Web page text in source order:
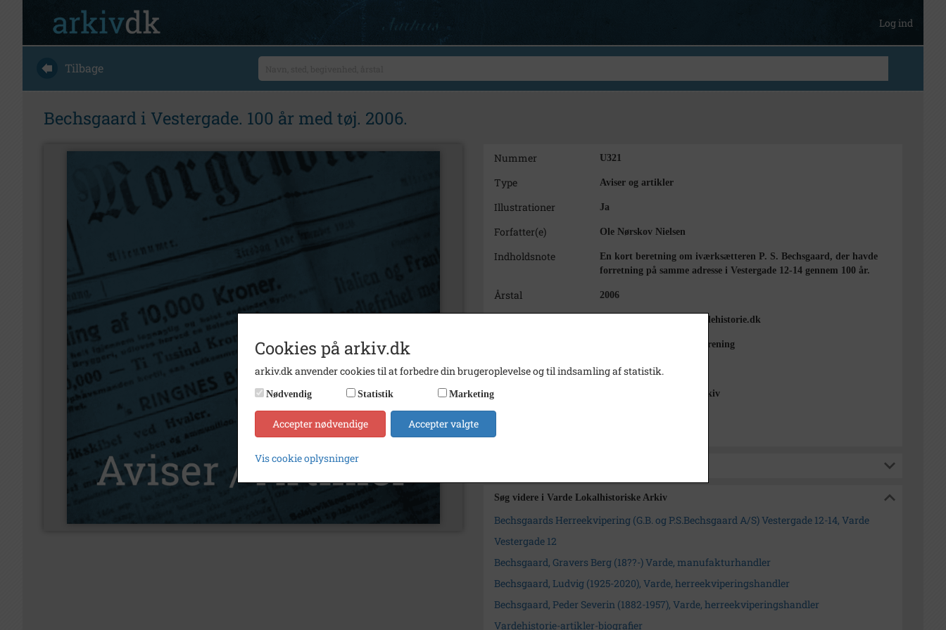
Log ind
Tilbage
Bechsgaard i Vestergade. 100 år med tøj. 2006.
Nummer U321
Type Aviser og artikler
Illustrationer Ja
Forfatter(e) Ole Nørskov Nielsen
Indholdsnote
En kort beretning om iværksætteren P. S. Bechsgaard, der havde
forretning på samme adresse i Vestergade 12-14 gennem 100 år.
Årstal 2006
Varde Lokalhistorie. Vardehistorie.dk
Varde Lokalhistoriske Forening
Se på kort
Varde Lokalhistoriske Arkiv
Søg videre i Varde Lokalhistoriske Arkiv
Bechsgaards Herreekvipering (G.B. og P.S.Bechsgaard A/S) Vestergade 12-14, Varde
Vestergade 12
Bechsgaard, Gravers Berg (18??-) Varde, manufakturhandler
Bechsgaard, Ludvig (1925-2020), Varde, herreekviperingshandler
Bechsgaard, Peder Severin (1882-1957), Varde, herreekviperingshandler
Vardehistorie-artikler-biografier
Cookies på arkiv.dk
arkiv.dk anvender cookies til at forbedre din brugeroplevelse og til indsamling af statistik.
Nødvendig Statistik Marketing
Accepter nødvendige Accepter valgte
Vis cookie oplysninger